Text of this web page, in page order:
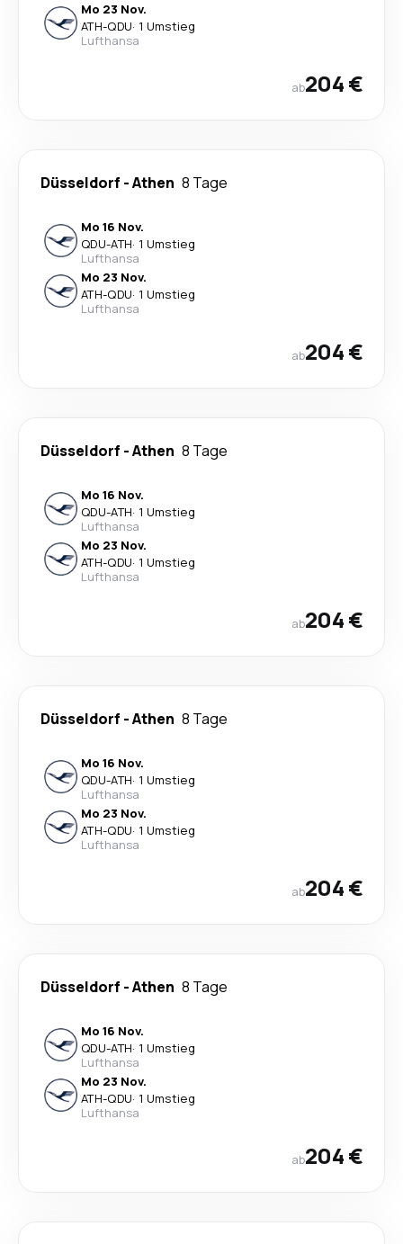
Mo 23 Nov.
ATH-QDU· 1 Umstieg
Lufthansa
ab204 €
Düsseldorf -Athen 8 Tage
Mo 16 Nov.
QDU-ATH· 1 Umstieg
Lufthansa
Mo 23 Nov.
ATH-QDU· 1 Umstieg
Lufthansa
ab204 €
Düsseldorf -Athen 8 Tage
Mo 16 Nov.
QDU-ATH· 1 Umstieg
Lufthansa
Mo 23 Nov.
ATH-QDU· 1 Umstieg
Lufthansa
ab204 €
Düsseldorf -Athen 8 Tage
Mo 16 Nov.
QDU-ATH· 1 Umstieg
Lufthansa
Mo 23 Nov.
ATH-QDU· 1 Umstieg
Lufthansa
ab204 €
Düsseldorf -Athen 8 Tage
Mo 16 Nov.
QDU-ATH· 1 Umstieg
Lufthansa
Mo 23 Nov.
ATH-QDU· 1 Umstieg
Lufthansa
ab204 €